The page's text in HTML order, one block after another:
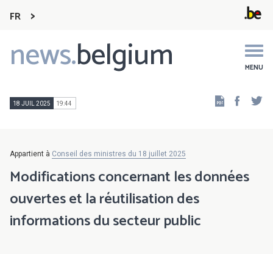
FR
news.belgium MENU
Main
navigation
18 JUIL 2025 19:44
Appartient à Conseil des ministres du 18 juillet 2025
Modifications concernant les données
ouvertes et la réutilisation des
informations du secteur public